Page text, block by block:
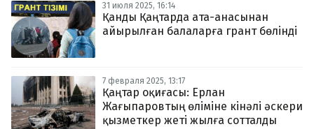
31 июля 2025, 16:14
Қанды Қаңтарда ата-анасынан
айырылған балаларға грант бөлінді
7 февраля 2025, 13:17
Қаңтар оқиғасы: Ерлан
Жағыпаровтың өліміне кінәлі әскери
қызметкер жеті жылға сотталды